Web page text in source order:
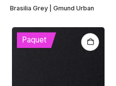
Brasilia Grey | Gmund Urban
Paquet